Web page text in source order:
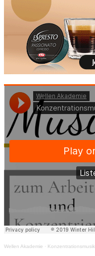
Wellen Akademie · Konzentrationsmusik